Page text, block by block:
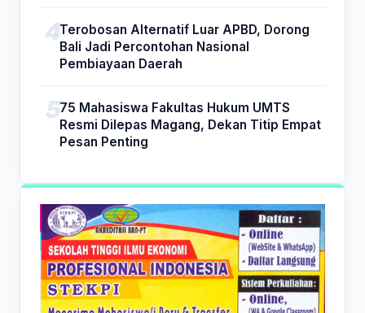
Terobosan Alternatif Luar APBD, Dorong
Bali Jadi Percontohan Nasional
Pembiayaan Daerah
75 Mahasiswa Fakultas Hukum UMTS
Resmi Dilepas Magang, Dekan Titip Empat
Pesan Penting